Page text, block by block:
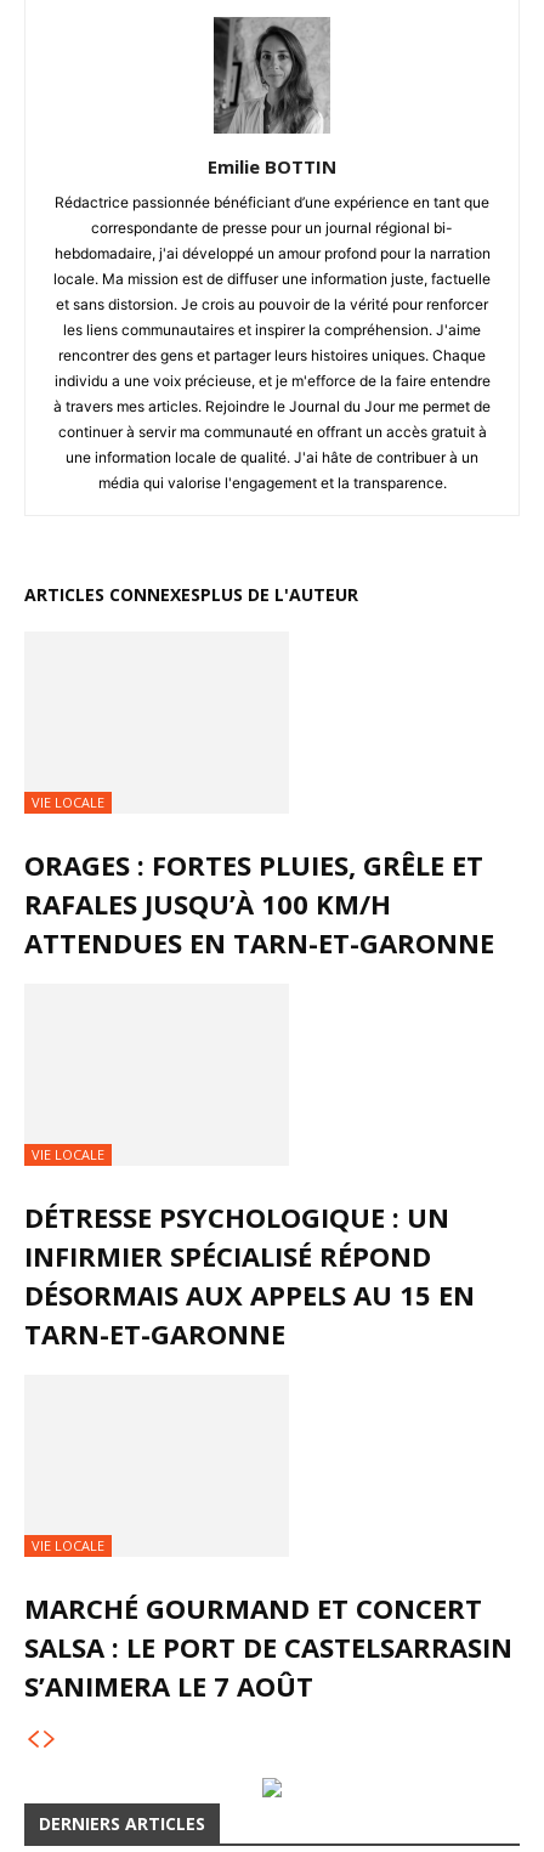
Emilie BOTTIN
Rédactrice passionnée bénéficiant d’une expérience en tant que
correspondante de presse pour un journal régional bi-
hebdomadaire, j'ai développé un amour profond pour la narration
locale. Ma mission est de diffuser une information juste, factuelle
et sans distorsion. Je crois au pouvoir de la vérité pour renforcer
les liens communautaires et inspirer la compréhension. J'aime
rencontrer des gens et partager leurs histoires uniques. Chaque
individu a une voix précieuse, et je m'efforce de la faire entendre
à travers mes articles. Rejoindre le Journal du Jour me permet de
continuer à servir ma communauté en offrant un accès gratuit à
une information locale de qualité. J'ai hâte de contribuer à un
média qui valorise l'engagement et la transparence.
ARTICLES CONNEXESPLUS DE L'AUTEUR
VIE LOCALE
ORAGES : FORTES PLUIES, GRÊLE ET
RAFALES JUSQU’À 100 KM/H
ATTENDUES EN TARN-ET-GARONNE
VIE LOCALE
DÉTRESSE PSYCHOLOGIQUE : UN
INFIRMIER SPÉCIALISÉ RÉPOND
DÉSORMAIS AUX APPELS AU 15 EN
TARN-ET-GARONNE
VIE LOCALE
MARCHÉ GOURMAND ET CONCERT
SALSA : LE PORT DE CASTELSARRASIN
S’ANIMERA LE 7 AOÛT
DERNIERS ARTICLES